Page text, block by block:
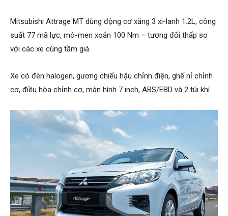
Mitsubishi Attrage MT dùng động cơ xăng 3 xi-lanh 1.2L, công
suất 77 mã lực, mô-men xoắn 100 Nm – tương đối thấp so
với các xe cùng tầm giá.
Xe có đèn halogen, gương chiếu hậu chỉnh điện, ghế nỉ chỉnh
cơ, điều hòa chỉnh cơ, màn hình 7 inch, ABS/EBD và 2 túi khí.